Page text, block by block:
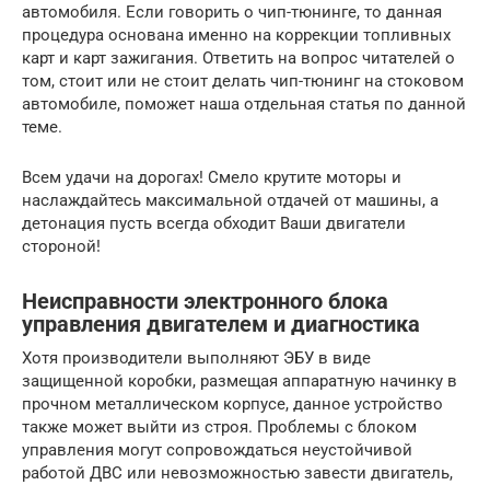
автомобиля. Если говорить о чип-тюнинге, то данная
процедура основана именно на коррекции топливных
карт и карт зажигания. Ответить на вопрос читателей о
том, стоит или не стоит делать чип-тюнинг на стоковом
автомобиле, поможет наша отдельная статья по данной
теме.
Всем удачи на дорогах! Смело крутите моторы и
наслаждайтесь максимальной отдачей от машины, а
детонация пусть всегда обходит Ваши двигатели
стороной!
Неисправности электронного блока
управления двигателем и диагностика
Хотя производители выполняют ЭБУ в виде
защищенной коробки, размещая аппаратную начинку в
прочном металлическом корпусе, данное устройство
также может выйти из строя. Проблемы с блоком
управления могут сопровождаться неустойчивой
работой ДВС или невозможностью завести двигатель,